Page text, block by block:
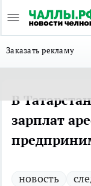
Заказать рекламу
В
зарплат
новость